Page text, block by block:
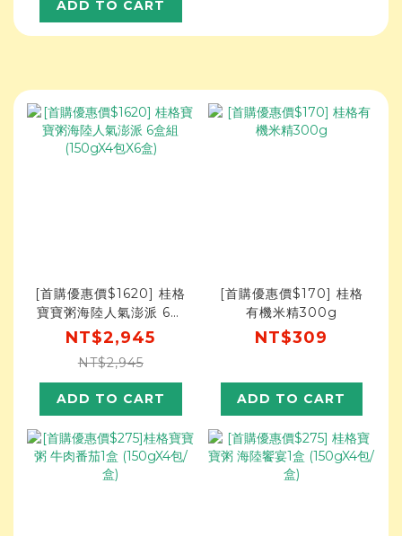
ADD TO CART
[首購優惠價$1620] 桂格
寶寶粥海陸人氣澎派 6盒
組 (150gX4包X6盒)
NT$2,945
NT$2,945
ADD TO CART
[首購優惠價$170] 桂格
有機米精300g
NT$309
ADD TO CART